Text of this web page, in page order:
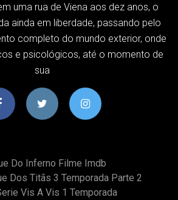
uma rua de Viena aos dez anos, o
ainda em liberdade, passando pelo
completo do mundo exterior, onde
e psicológicos, até o momento de
sua
Do Inferno Filme Imdb
Dos Titãs 3 Temporada Parte 2
Vis A Vis 1 Temporada